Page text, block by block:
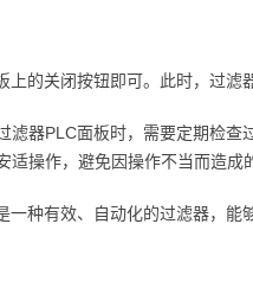
的关闭按钮即可。此时，过滤
滤器PLC面板时，需要定期检
操作，避免因操作不当而造成
一种有效、自动化的过滤器，